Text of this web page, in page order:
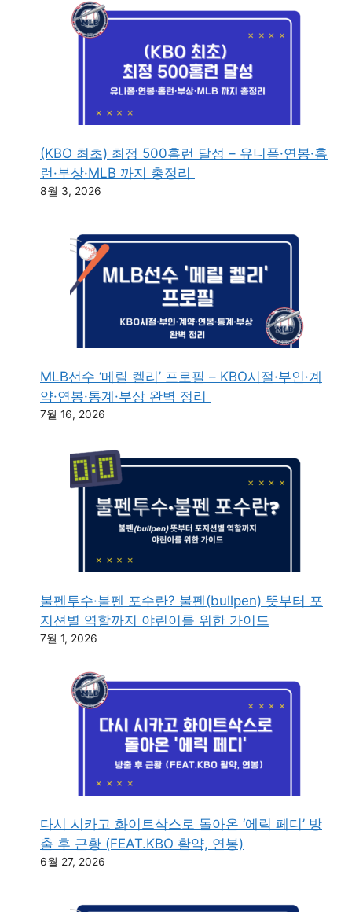
(KBO 최초) 최정 500홈런 달성 – 유니폼·연봉·홈
런·부상·MLB 까지 총정리
8월 3, 2026
MLB선수 ‘메릴 켈리’ 프로필 – KBO시절·부인·계
약·연봉·통계·부상 완벽 정리
7월 16, 2026
불펜투수·불펜 포수란? 불펜(bullpen) 뜻부터 포
지션별 역할까지 야린이를 위한 가이드
7월 1, 2026
다시 시카고 화이트삭스로 돌아온 ‘에릭 페디’ 방
출 후 근황 (FEAT.KBO 활약, 연봉)
6월 27, 2026